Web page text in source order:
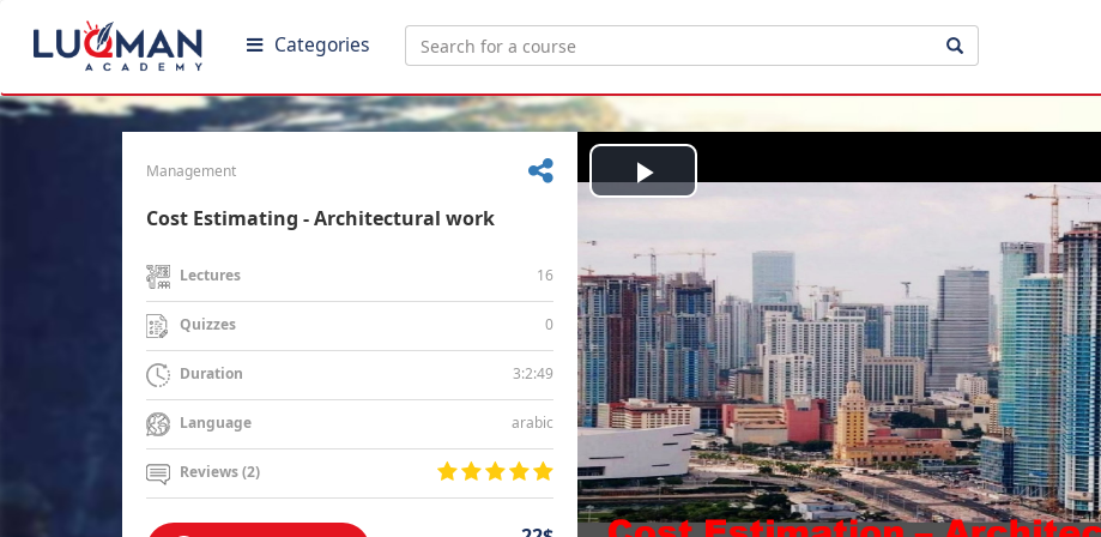
Categories
Management
Cost Estimating - Architectural work
Lectures 16
Quizzes 0
Duration 3:2:49
Language arabic
Reviews (2)
Play
Video